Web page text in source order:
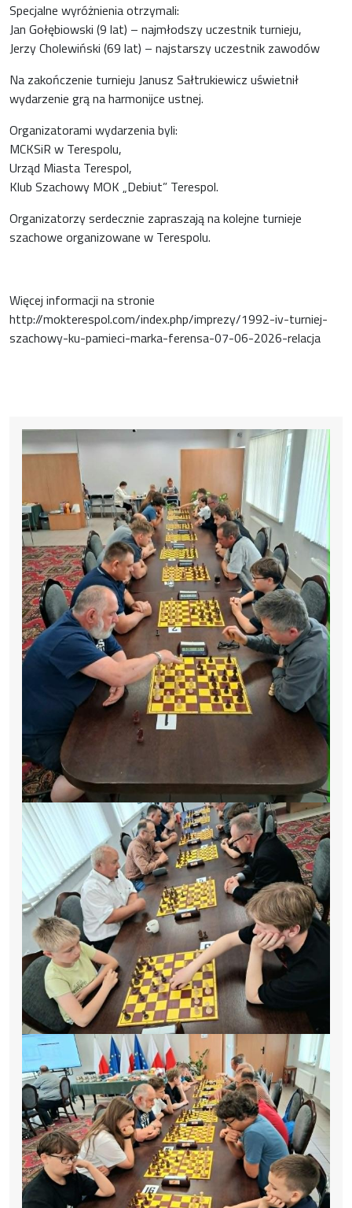
Specjalne wyróżnienia otrzymali:
Jan Gołębiowski (9 lat) – najmłodszy uczestnik turnieju,
Jerzy Cholewiński (69 lat) – najstarszy uczestnik zawodów
Na zakończenie turnieju Janusz Sałtrukiewicz uświetnił
wydarzenie grą na harmonijce ustnej.
Organizatorami wydarzenia byli:
MCKSiR w Terespolu,
Urząd Miasta Terespol,
Klub Szachowy MOK „Debiut” Terespol.
Organizatorzy serdecznie zapraszają na kolejne turnieje
szachowe organizowane w Terespolu.
Więcej informacji na stronie
http://mokterespol.com/index.php/imprezy/1992-iv-turniej-
szachowy-ku-pamieci-marka-ferensa-07-06-2026-relacja